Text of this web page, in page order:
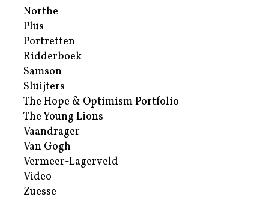
Northe
Plus
Portretten
Ridderboek
Samson
Sluijters
The Hope & Optimism Portfolio
The Young Lions
Vaandrager
Van Gogh
Vermeer-Lagerveld
Video
Zuesse